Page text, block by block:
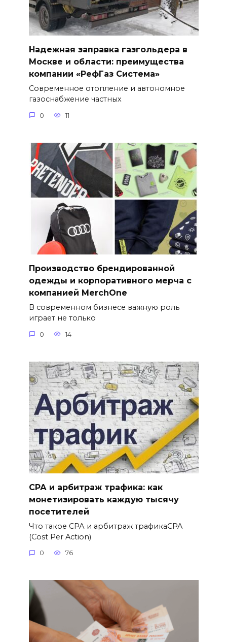
Надежная заправка газгольдера в
Москве и области: преимущества
компании «РефГаз Система»
Современное отопление и автономное
газоснабжение частных
0 11
Производство брендированной
одежды и корпоративного мерча с
компанией MerchOne
В современном бизнесе важную роль
играет не только
0 14
СРА и арбитраж трафика: как
монетизировать каждую тысячу
посетителей
Что такое СРА и арбитраж трафикаCPA
(Cost Per Action)
0 76